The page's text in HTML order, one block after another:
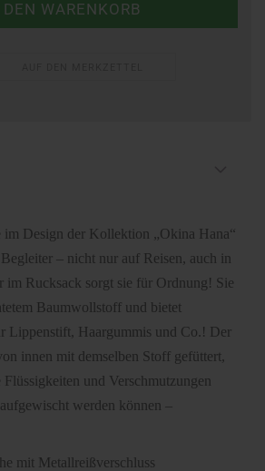
im Design der Kollektion „Okina Hana“
– nicht nur auf Reisen, auch in
im Rucksack sorgt sie für Ordnung! Sie
Baumwollstoff und bietet
Lippenstift, Haargummis und Co.! Der
innen mit demselben Stoff gefüttert,
Flüssigkeiten und Verschmutzungen
werden können –
mit Metallreißverschluss